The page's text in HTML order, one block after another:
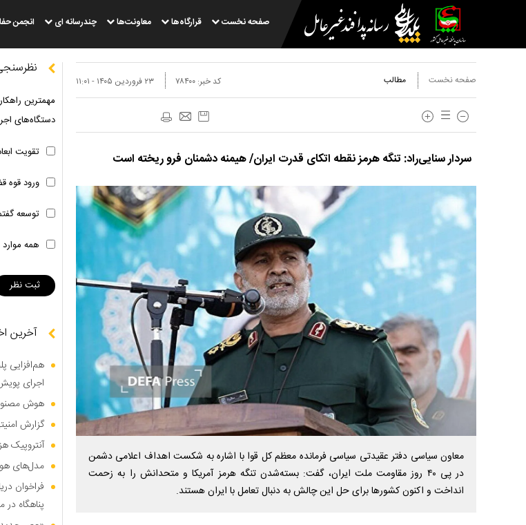
صفحه نخست قرارگاه‌ها معاونت‌ها چندرسانه ای انجمن
صفحه نخست مطالب ۲۳ فروردين ۱۴۰۵ - ۱۱:۰۱ کد خبر: ۷۸۴۰۰
سردار سنایی‌راد: تنگه هرمز نقطه اتکای قدرت ایران/ هیمنه دشمنان فرو ریخته است
معاون سیاسی دفتر عقیدتی سیاسی فرمانده معظم کل قوا با اشاره به شکست اهداف اعلامی دشمن
در پی ۴۰ روز مقاومت ملت ایران، گفت: بسته‌شدن تنگه هرمز آمریکا و متحدانش را به زحمت
انداخت و اکنون کشور‌ها برای حل این چالش به دنبال تعامل با ایران هستند.
مهمترین
دستگاه‌های
تقویت
ورود قوه
توسعه
همه موارد
آخرین
هم‌افزایی
اجرای
هوش
گزارش
آنتروپیک
مدل‌های
فراخوان
پناهگاه